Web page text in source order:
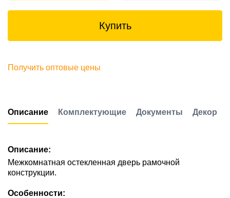
Купить
Получить оптовые цены
Описание Комплектующие Документы Декор
Описание:
Межкомнатная остекленная дверь рамочной
конструкции.
Особенности: